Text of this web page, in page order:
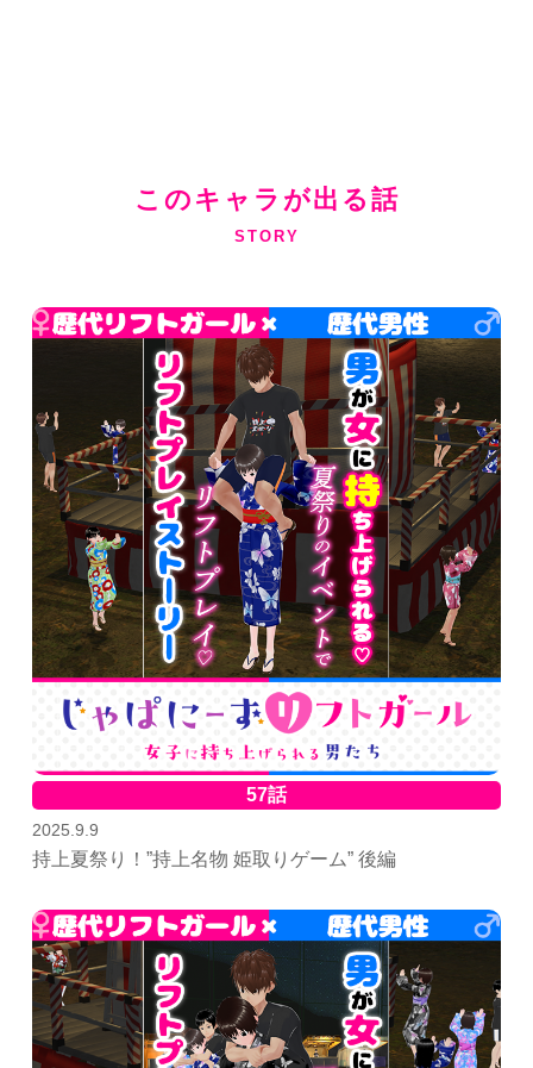
このキャラが出る話
STORY
57話
2025.9.9
持上夏祭り！”持上名物 姫取りゲーム” 後編